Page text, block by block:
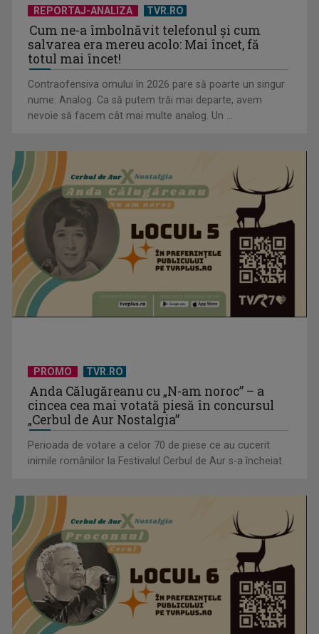
REPORTAJ-ANALIZA TVR.RO
Cum ne-a îmbolnăvit telefonul și cum
salvarea era mereu acolo: Mai încet, fă
totul mai încet!
Contraofensiva omului în 2026 pare să poarte un singur
nume: Analog. Ca să putem trăi mai departe, avem
nevoie să facem cât mai multe analog. Un ...
PROMO TVR.RO
Anda Călugăreanu cu „N-am noroc” – a
cincea cea mai votată piesă în concursul
„Cerbul de Aur Nostalgia”
Perioada de votare a celor 70 de piese ce au cucerit
inimile românilor la Festivalul Cerbul de Aur s-a încheiat.